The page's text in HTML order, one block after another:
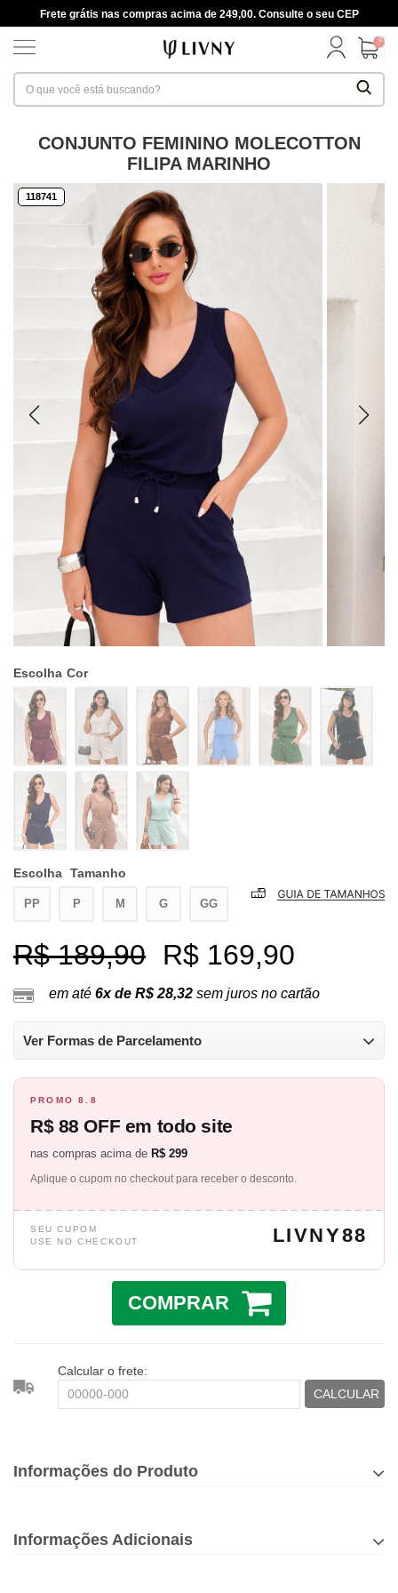
Frete grátis nas compras acima de 249,00. Consulte o seu CEP
0
CONJUNTO FEMININO MOLECOTTON
FILIPA MARINHO
118741
Escolha Cor
Escolha Tamanho
PP P M G GG
R$ 189,90 R$ 169,90
em até 6x de R$ 28,32 sem juros no cartão
Ver Formas de Parcelamento
PROMO 8.8
R$ 88 OFF em todo site
nas compras acima de R$ 299
Aplique o cupom no checkout para receber o desconto.
SEU CUPOM
USE NO CHECKOUT
LIVNY88
COMPRAR
Calcular o frete:
CALCULAR
Informações do Produto
Informações Adicionais